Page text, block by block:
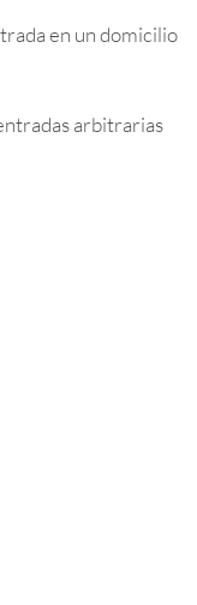
en un domicilio
arbitrarias